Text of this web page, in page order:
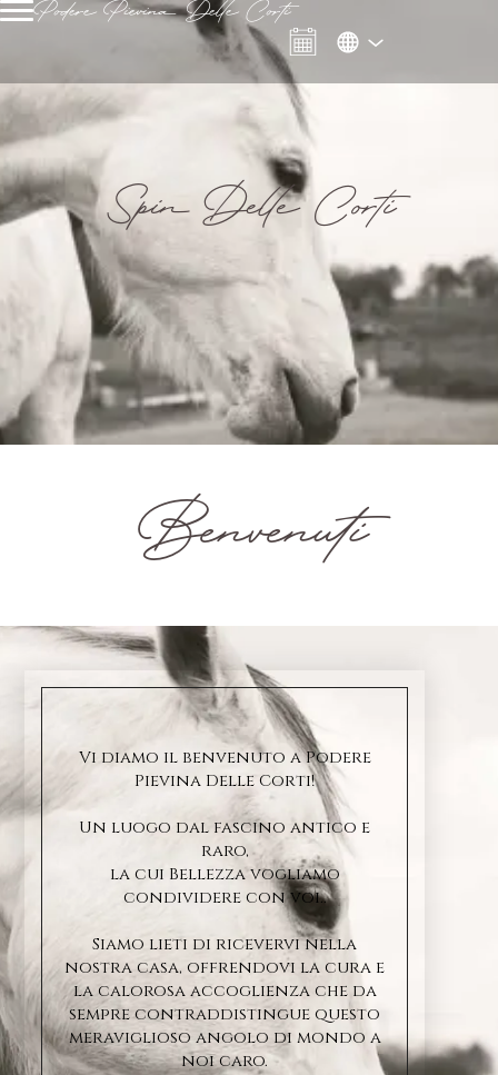
Podere Pievina Delle Corti
Spin Delle Corti
Benvenuti
Vi diamo il benvenuto a Podere
Pievina Delle Corti!
Un luogo dal fascino antico e
raro,
la cui Bellezza vogliamo
condividere con voi..
Siamo lieti di ricevervi nella
nostra casa, offrendovi la cura e
la calorosa accoglienza che da
sempre contraddistingue questo
meraviglioso angolo di mondo a
noi caro.